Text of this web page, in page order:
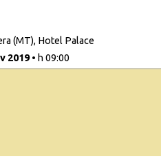
(MT), Hotel Palace
2019• h 09:00